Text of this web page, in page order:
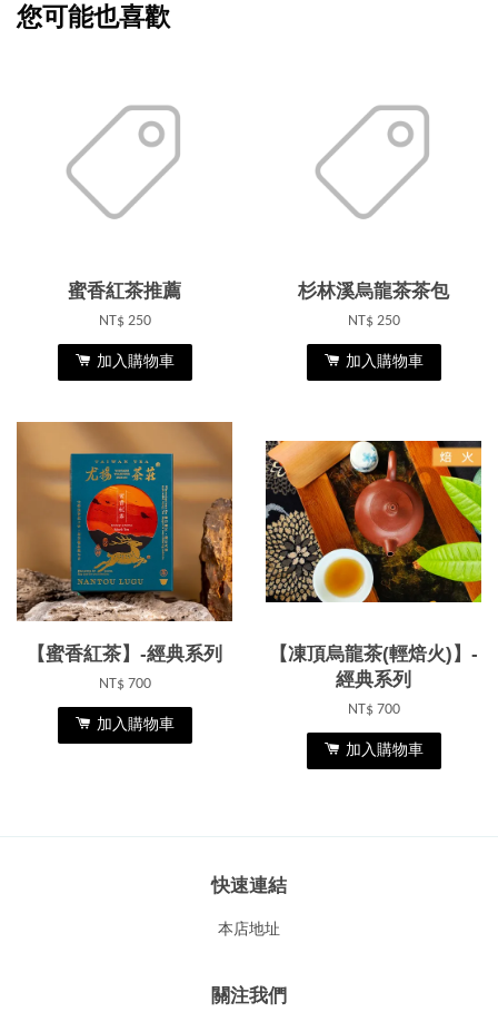
您可能也喜歡
蜜香紅茶推薦
NT$ 250
加入購物車
杉林溪烏龍茶茶包
NT$ 250
加入購物車
【蜜香紅茶】-經典系列
NT$ 700
加入購物車
【凍頂烏龍茶(輕焙火)】-
經典系列
NT$ 700
加入購物車
快速連結
本店地址
關注我們